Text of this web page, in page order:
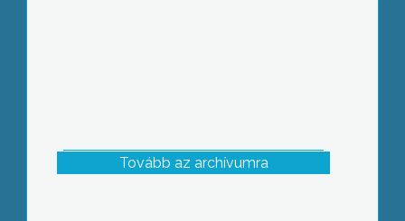
Tovább az archívumra